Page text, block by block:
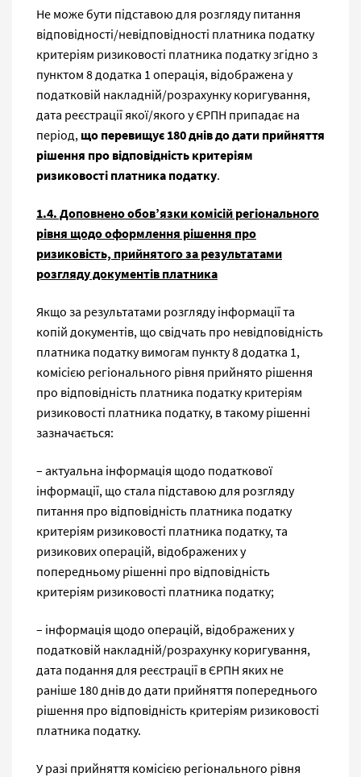
Не може бути підставою для розгляду питання
відповідності/невідповідності платника податку
критеріям ризиковості платника податку згідно з
пунктом 8 додатка 1 операція, відображена у
податковій накладній/розрахунку коригування,
дата реєстрації якої/якого у ЄРПН припадає на
період, що перевищує 180 днів до дати прийняття
рішення про відповідність критеріям
ризиковості платника податку.
1.4. Доповнено обов’язки комісій регіонального
рівня щодо оформлення рішення про
ризиковість, прийнятого за результатами
розгляду документів платника
Якщо за результатами розгляду інформації та
копій документів, що свідчать про невідповідність
платника податку вимогам пункту 8 додатка 1,
комісією регіонального рівня прийнято рішення
про відповідність платника податку критеріям
ризиковості платника податку, в такому рішенні
зазначається:
– актуальна інформація щодо податкової
інформації, що стала підставою для розгляду
питання про відповідність платника податку
критеріям ризиковості платника податку, та
ризикових операцій, відображених у
попередньому рішенні про відповідність
критеріям ризиковості платника податку;
– інформація щодо операцій, відображених у
податковій накладній/розрахунку коригування,
дата подання для реєстрації в ЄРПН яких не
раніше 180 днів до дати прийняття попереднього
рішення про відповідність критеріям ризиковості
платника податку.
У разі прийняття комісією регіонального рівня